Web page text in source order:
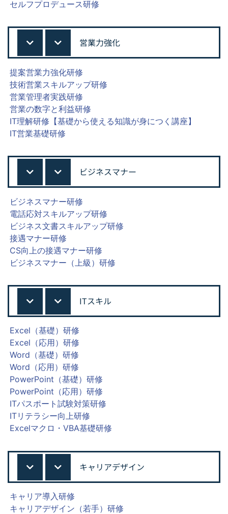
セルフプロデュース研修
営業力強化
提案営業力強化研修
技術営業スキルアップ研修
営業管理者実践研修
営業の数字と利益研修
IT理解研修【基礎から使える知識が身につく講座】
IT営業基礎研修
ビジネスマナー
ビジネスマナー研修
電話応対スキルアップ研修
ビジネス文書スキルアップ研修
接遇マナー研修
CS向上の接遇マナー研修
ビジネスマナー（上級）研修
ITスキル
Excel（基礎）研修
Excel（応用）研修
Word（基礎）研修
Word（応用）研修
PowerPoint（基礎）研修
PowerPoint（応用）研修
ITパスポート試験対策研修
ITリテラシー向上研修
Excelマクロ・VBA基礎研修
キャリアデザイン
キャリア導入研修
キャリアデザイン（若手）研修